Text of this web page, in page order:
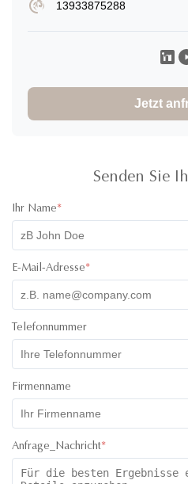
C Caroline K
I would definitely rate 5 stars
30000pcs of jars to and design
absolutely great! The product
of the lids were super cute! I
working with them. All the best!
13933875288
Jetzt
Senden Sie
Ihr Name*
E-Mail-Adresse*
Telefonnummer
Firmenname
Anfrage_Nachricht*